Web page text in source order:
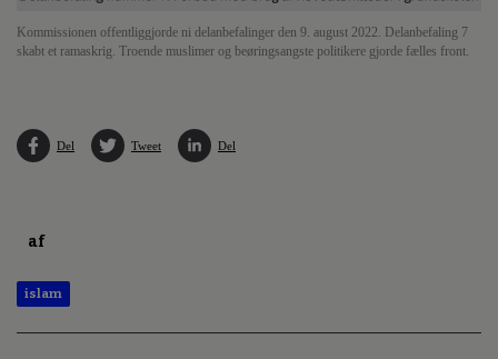
Kommissionen offentliggjorde ni delanbefalinger den 9. august 2022. Delanbefaling 7
skabt et ramaskrig. Troende muslimer og beøringsangste politikere gjorde fælles front.
Del Tweet Del
af
islam